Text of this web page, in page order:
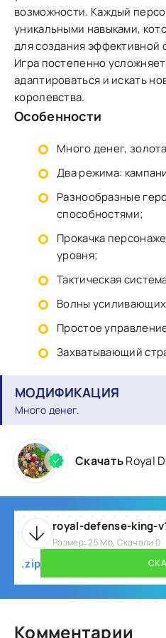
возможности. Каждый
уникальными навыками,
для создания эффективной
Игра постепенно
адаптироваться и искать
королевства.
Особенности
Много денег,
Два режима:
Разнообразные
способностями;
Прокачка
уровня;
Тактическая
Волны
Простое
Захватывающий
МОДИФИКАЦИЯ
Много денег.
СкачатьRoyal
royal-defense-king-
Размер: 25 Mb, Скачали 0
.zip
Комментарии